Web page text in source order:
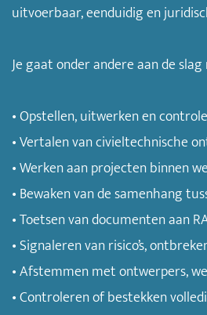
uitvoerbaar, eenduidig en
Je gaat onder andere aan de
• Opstellen, uitwerken en
• Vertalen van civieltechnische
• Werken aan projecten binnen
• Bewaken van de samenhang
• Toetsen van documenten aan
• Signaleren van risico’s,
• Afstemmen met ontwerpers,
• Controleren of bestekken